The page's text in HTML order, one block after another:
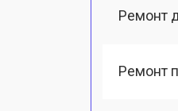
Ремонт
Ремонт